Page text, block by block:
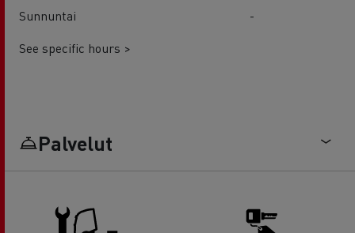
Sunnuntai
-
See specific hours >
Palvelut